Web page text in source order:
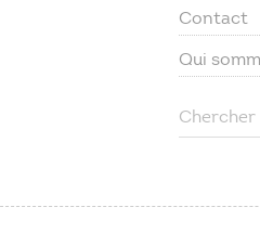
Contact
Qui
Chercher